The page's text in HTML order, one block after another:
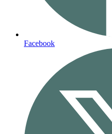
Facebook